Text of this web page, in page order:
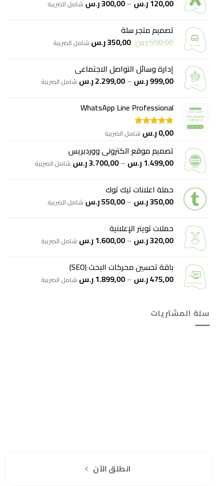
120,00ر.س –
300,00ر.س نطاق
خلال
شامل الضريبة
تصميم متجر سلة
550,00ر.س السعر
550,00 ر.س.
350,00ر.سالسعر
350,00 ر.س.
شامل الضريبة
إدارة وسائل التواصل الاجتماعي
999,00ر.س –
2.299,00ر.س نطاق
شامل الضريبة
WhatsApp Line Professional
تم التقييم
من 5 0,00ر.س شامل الضريبة
تصميم موقع الكتروني ووردبريس
1.499,00ر.س –
3.700,00ر.س نطاق
خلال
شامل الضريبة
حملة اعلانات تيك توك
350,00ر.س –
550,00ر.س نطاق
خلال
شامل الضريبة
حملات تويتر الإعلانية
320,00ر.س –
1.600,00ر.س نطاق
من
خلال
شامل الضريبة
باقة تحسين محركات البحث (SEO)
475,00ر.س –
1.899,00ر.س نطاق
شامل الضريبة
سلة المشتريات
انطلق الآن